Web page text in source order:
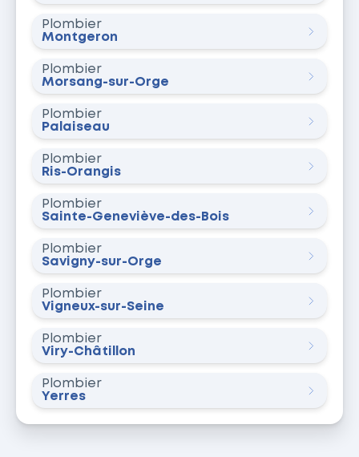
Plombier
Montgeron
Plombier
Morsang-sur-Orge
Plombier
Palaiseau
Plombier
Ris-Orangis
Plombier
Sainte-Geneviève-des-Bois
Plombier
Savigny-sur-Orge
Plombier
Vigneux-sur-Seine
Plombier
Viry-Châtillon
Plombier
Yerres